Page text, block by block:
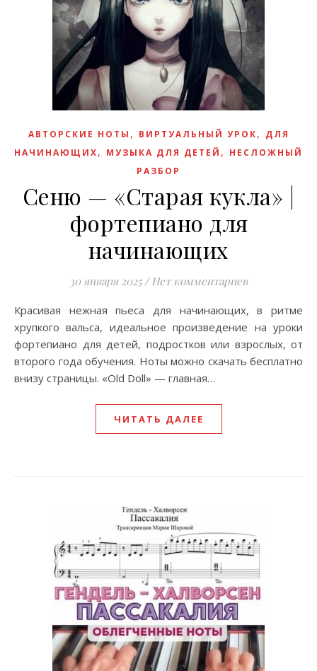
АВТОРСКИЕ НОТЫ , ВИРТУАЛЬНЫЙ УРОК, ДЛЯ
НАЧИНАЮЩИХ, МУЗЫКА ДЛЯ ДЕТЕЙ , НЕСЛОЖНЫЙ
РАЗБОР
Сеню — «Старая кукла» |
фортепиано для
начинающих
30 января 2025 / Нет комментариев
Красивая нежная пьеса для начинающих, в ритме
хрупкого вальса, идеальное произведение на уроки
фортепиано для детей, подростков или взрослых, от
второго года обучения. Ноты можно скачать бесплатно
внизу страницы. «Old Doll» — главная…
ЧИТАТЬ ДАЛЕЕ